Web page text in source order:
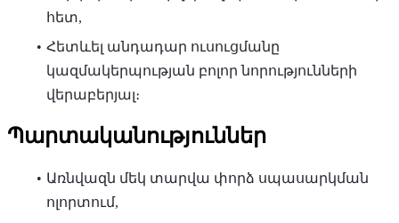
հետ,
Հետևել անդադար ուսուցմանը
կազմակերպության բոլոր նորությունների
վերաբերյալ։
Պարտականություններ
Առնվազն մեկ տարվա փորձ սպասարկման
ոլորտում,